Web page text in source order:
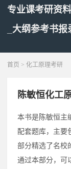
专业课考研资
_大纲参考书
首页 > 化工原理考研
陈敏恒化工
本书是陈敏恒主
配套题库，主要
部分精选了名校
通过本部分，可